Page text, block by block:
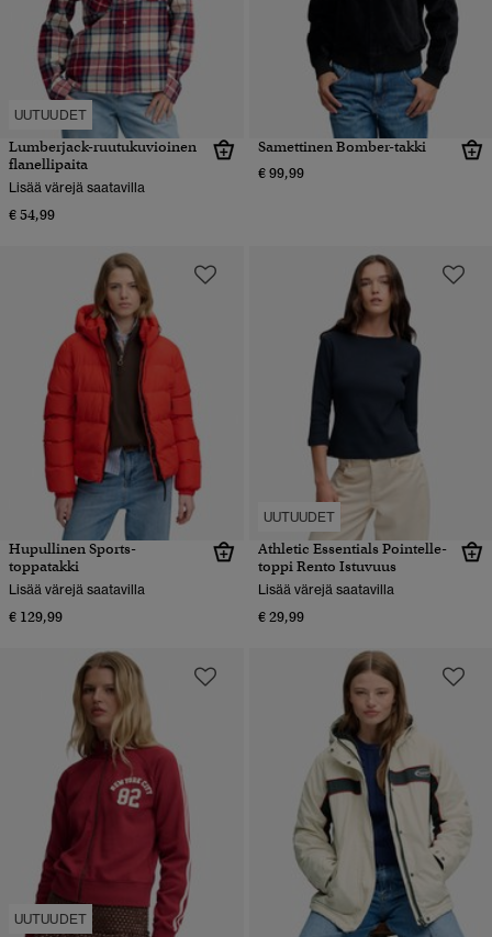
UUTUUDET
Lumberjack-ruutukuvioinen
flanellipaita
Lisää värejä saatavilla
€ 54,99
Samettinen Bomber-takki
€ 99,99
Hupullinen Sports-
toppatakki
Lisää värejä saatavilla
€ 129,99
UUTUUDET
Athletic Essentials Pointelle-
toppi Rento Istuvuus
Lisää värejä saatavilla
€ 29,99
UUTUUDET